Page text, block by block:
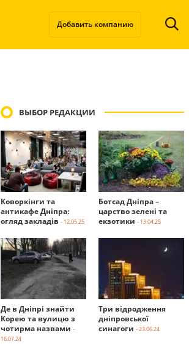
Добавить компанию
ВЫБОР РЕДАКЦИИ
Коворкінги та
антикафе Дніпра:
огляд закладів - 12.05.25
Ботсад Дніпра –
царство зелені та
екзотики - 13.04.25
Де в Дніпрі знайти
Корею та вулицю з
чотирма назвами -
16.07.24
Три відродження
дніпровської
синагоги - 23.06.24